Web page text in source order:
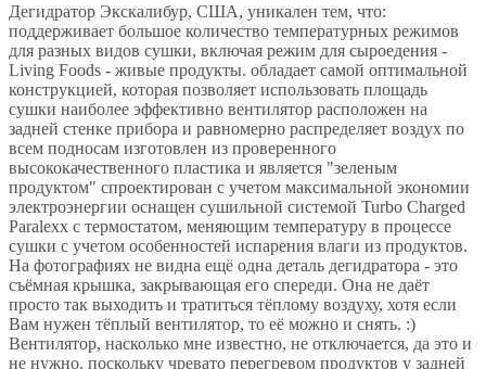
Дегидратор Экскалибур, США, уникален тем, что:
поддерживает большое количество температурных режимов
для разных видов сушки, включая режим для сыроедения -
Living Foods - живые продукты. обладает самой оптимальной
конструкцией, которая позволяет использовать площадь
сушки наиболее эффективно вентилятор расположен на
задней стенке прибора и равномерно распределяет воздух по
всем подносам изготовлен из проверенного
высококачественного пластика и является "зеленым
продуктом" спроектирован с учетом максимальной экономии
электроэнергии оснащен сушильной системой Turbo Charged
Paralexx с термостатом, меняющим температуру в процессе
сушки с учетом особенностей испарения влаги из продуктов.
На фотографиях не видна ещё одна деталь дегидратора - это
съёмная крышка, закрывающая его спереди. Она не даёт
просто так выходить и тратиться тёплому воздуху, хотя если
Вам нужен тёплый вентилятор, то её можно и снять. :)
Вентилятор, насколько мне известно, не отключается, да это и
не нужно, поскольку чревато перегревом продуктов у задней